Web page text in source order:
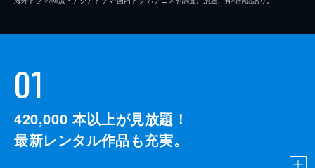
01
420,000 本以上が見放題！
最新レンタル作品も充実。